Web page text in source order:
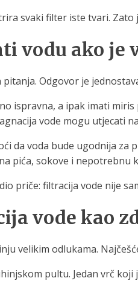
svaki filter iste tvari.
vodu ako je
Odgovor je
ispravna, a ipak imati
vode mogu utjecati
da voda bude ugodnija
pića, sokove i nepotrebnu
priče: filtracija vode nije
vode kao
velikim odlukama.
pultu. Jedan vrč